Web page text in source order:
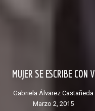
MUJER SE ESCRIBE CON V
Gabriela Álvarez Castañeda
marzo 2, 2015